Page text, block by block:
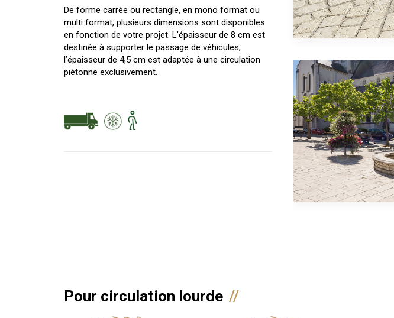
De forme carrée ou rectangle, en mono format ou
multi format, plusieurs dimensions sont disponibles
en fonction de votre projet. L’épaisseur de 8 cm est
destinée à supporter le passage de véhicules,
l’épaisseur de 4,5 cm est adaptée à une circulation
piétonne exclusivement.
Pour circulation lourde